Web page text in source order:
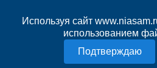
Используя сайт
использованием
Карта сайта
Нашли ошибку?
Политика конфиденциальности
Согласие на обработку персональных